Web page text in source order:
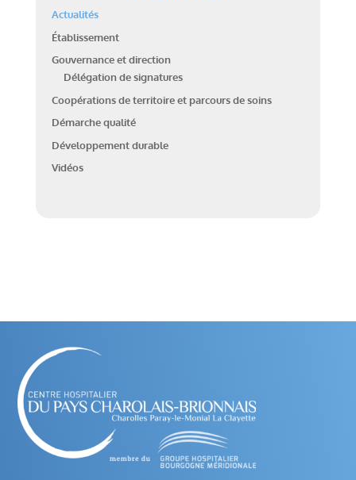
Actualités
Établissement
Gouvernance et direction
Délégation de signatures
Coopérations de territoire et parcours de soins
Démarche qualité
Développement durable
Vidéos